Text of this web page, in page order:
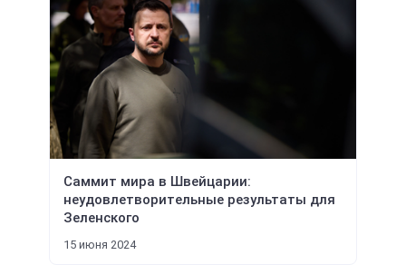
Саммит мира в Швейцарии:
неудовлетворительные результаты для
Зеленского
15 июня 2024